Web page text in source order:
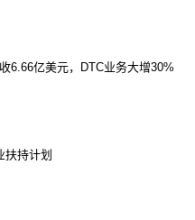
6.66亿美元，DTC业务大增30%
扶持计划